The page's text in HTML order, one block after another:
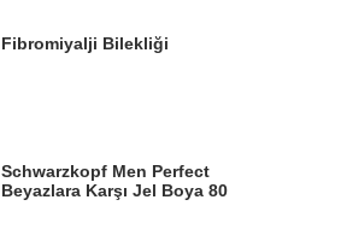
Fibromiyalji Bilekliği
Schwarzkopf Men Perfect
Beyazlara Karşı Jel Boya 80